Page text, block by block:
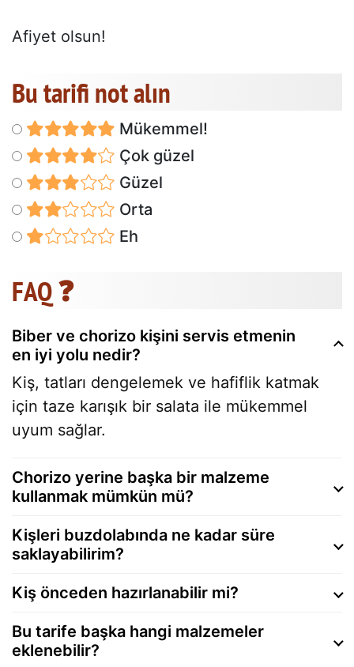
Afiyet olsun!
Bu tarifi not alın
Mükemmel!
Çok güzel
Güzel
Orta
Eh
FAQ ❓
Biber ve chorizo kişini servis etmenin
en iyi yolu nedir?
Kiş, tatları dengelemek ve hafiflik katmak
için taze karışık bir salata ile mükemmel
uyum sağlar.
Chorizo yerine başka bir malzeme
kullanmak mümkün mü?
Kişleri buzdolabında ne kadar süre
saklayabilirim?
Kiş önceden hazırlanabilir mi?
Bu tarife başka hangi malzemeler
eklenebilir?